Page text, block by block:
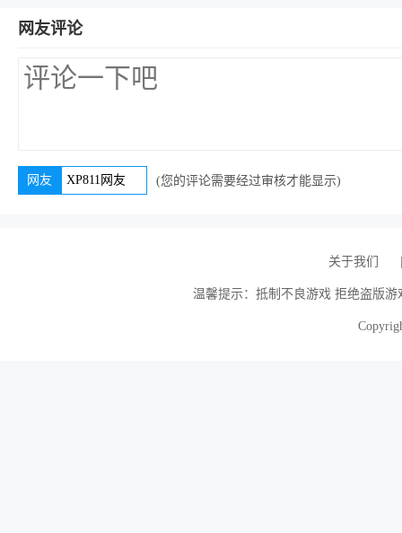
网友评论
网友 (您的评论需要经过审核才能显示)
关于我们
温馨提示：抵制不良游戏 拒绝盗版